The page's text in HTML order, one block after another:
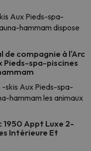
Aux Pieds-spa-
hammam dispose
de compagnie à l'Arc
Pieds-spa-piscines
skis Aux Pieds-spa-
hammam les animaux
1950 Appt Luxe 2-
Intérieure Et